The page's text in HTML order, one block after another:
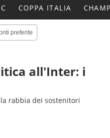
COPPA ITALIA
preferite
all'Inter: i
rabbia dei sostenitori